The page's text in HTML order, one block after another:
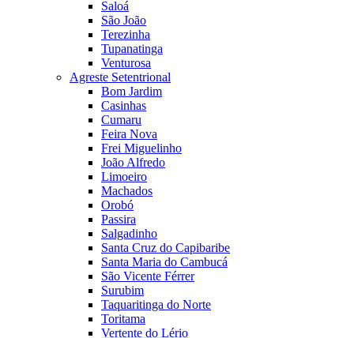
Saloá
São João
Terezinha
Tupanatinga
Venturosa
Agreste Setentrional
Bom Jardim
Casinhas
Cumaru
Feira Nova
Frei Miguelinho
João Alfredo
Limoeiro
Machados
Orobó
Passira
Salgadinho
Santa Cruz do Capibaribe
Santa Maria do Cambucá
São Vicente Férrer
Surubim
Taquaritinga do Norte
Toritama
Vertente do Lério